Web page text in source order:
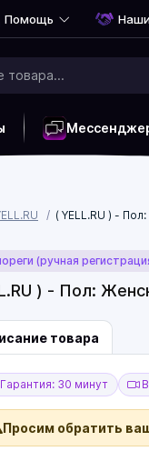
Помощь
( YELL.RU ) -
(ручная
) - Пол:
товара
Гарантия: 30 минут
Просим обратить